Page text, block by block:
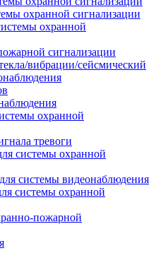
охранной сигнализации
охранной
сигнализации
вибрации/сейсмический
охранной
тревоги
системы охранной
системы видеонаблюдения
системы охранной
пожарной